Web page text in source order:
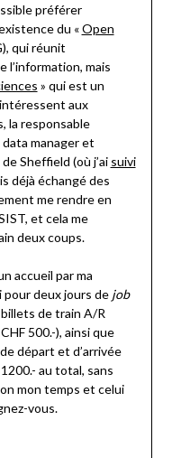
préférer
du «Open
qui réunit
l’information, mais
» qui est un
aux
la responsable
manager et
Sheffield (où j’ai suivi
déjà échangé des
me rendre en
et cela me
deux coups.
accueil par ma
deux jours de job
de train A/R
500.-), ainsi que
départ et d’arrivée
au total, sans
mon temps et celui
vous.